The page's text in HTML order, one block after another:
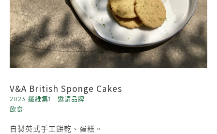
V&A British Sponge Cakes
2023 纖維集1
邀請品牌
飲食
自製英式手工餅乾、蛋糕。